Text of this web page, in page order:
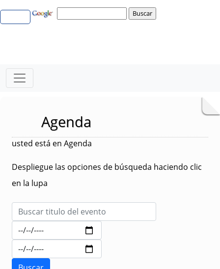
Agenda
usted está en Agenda
Despliegue las opciones de búsqueda haciendo clic
en la lupa